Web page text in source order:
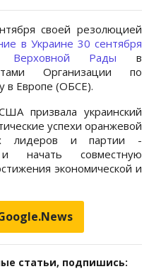
своей резолюцией
в Украине 30 сентября
Верховной Рады в
Организации по
в Европе (ОБСЕ).
призвала украинский
успехи оранжевой
лидеров и партии -
и начать совместную
экономической и
статьи, подпишись: